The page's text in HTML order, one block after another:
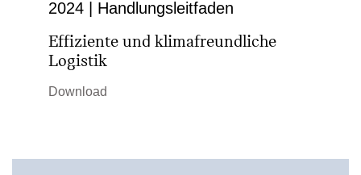
kennzeichnen. Die Ent­wicklung Essens von der
Industriestadt zur Grünen Hauptstadt Europas
sowie veränderte Anforderungen und
Prämissen der Stadt­planung werden durch
2024 | Hand­lungs­leit­faden
Effiziente und klimafreundliche
Logistik
Download